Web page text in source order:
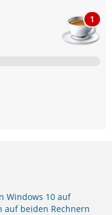
1
Windows 10 auf
auf beiden Rechnern